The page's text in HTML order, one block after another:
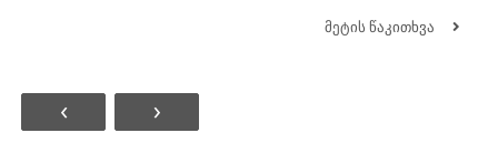
მეტის წაკითხვა
‹ ›